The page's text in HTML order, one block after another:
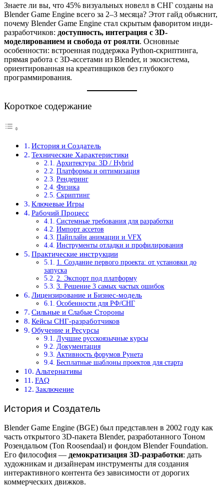
Знаете ли вы, что 45% визуальных новелл в СНГ созданы на
Blender Game Engine всего за 2–3 месяца? Этот гайд объяснит,
почему Blender Game Engine стал скрытым фаворитом инди-
разработчиков: доступность, интеграция с 3D-
моделированием и свобода от роялти. Основные
особенности: встроенная поддержка Python-скриптинга,
прямая работа с 3D-ассетами из Blender, и экосистема,
ориентированная на креативщиков без глубокого
программирования.
Короткое содержание
История и Создатель
Технические Характеристики
Архитектура: 3D / Hybrid
Платформы и оптимизация
Рендеринг
Физика
Скриптинг
Ключевые Игры
Рабочий Процесс
Системные требования для разработки
Импорт ассетов
Пайплайн анимации и VFX
Инструменты отладки и профилирования
Практические инструкции
1. Создание первого проекта: от установки до
запуска
2. Экспорт под платформу
3. Решение 3 самых частых ошибок
Лицензирование и Бизнес-модель
Особенности для РФ/СНГ
Сильные и Слабые Стороны
Кейсы СНГ-разработчиков
Обучение и Ресурсы
Лучшие русскоязычные курсы
Документация
Активность форумов Рунета
Бесплатные шаблоны проектов для старта
Альтернативы
FAQ
Заключение
История и Создатель
Blender Game Engine (BGE) был представлен в 2002 году как
часть открытого 3D-пакета Blender, разработанного Тоном
Розендальом (Ton Roosendaal) и фондом Blender Foundation.
Его философия — демократизация 3D-разработки: дать
художникам и дизайнерам инструменты для создания
интерактивного контента без зависимости от дорогих
коммерческих движков.